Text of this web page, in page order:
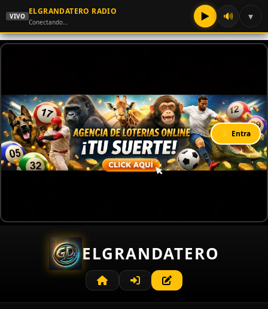
VIVO
ELGRANDATERO RADIO
Conectando… ▶ 🔊 ▾
⚡ Entra
ELGRANDATERO